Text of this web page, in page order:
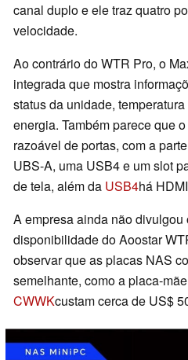
canal duplo e ele traz quatro
velocidade.
Ao contrário do WTR Pro, o
integrada que mostra
status da unidade,
energia. Também parece que
razoável de portas, com a
UBS-A, uma USB4 e um slot
de tela, além da USB4há
A empresa ainda não
disponibilidade do Aoostar
observar que as placas NAS
semelhante, como a placa-
CWWKcustam cerca de US$